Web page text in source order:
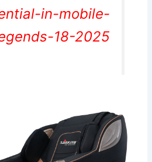
in-mobile-
18-2025/